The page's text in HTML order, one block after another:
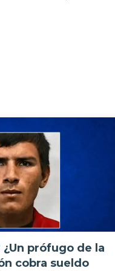
prófugo de la
cobra sueldo